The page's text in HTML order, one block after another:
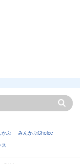
かぶ
みんかぶChoice
ス